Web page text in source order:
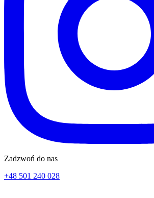
Zadzwoń do nas
+48 501 240 028